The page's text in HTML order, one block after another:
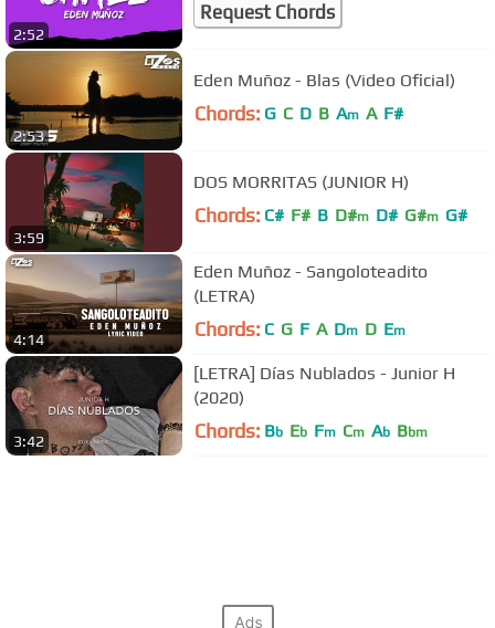
2:52
Request Chords
2:53
Eden Muñoz - Blas (Video Oficial)
Chords: G C D B Am A F#
3:59
DOS MORRITAS (JUNIOR H)
Chords: C# F# B D#m D# G#m G#
4:14
Eden Muñoz - Sangoloteadito
(LETRA)
Chords: C G F A Dm D Em
3:42
[LETRA] Días Nublados - Junior H
(2020)
Chords: Bb Eb Fm Cm Ab Bbm